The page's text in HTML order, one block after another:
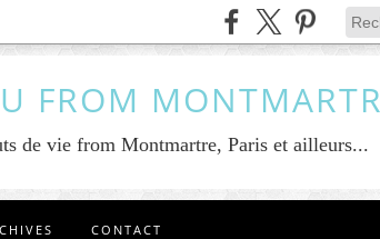
FROM
de vie from Montmartre, Paris et ailleurs...
CONTACT